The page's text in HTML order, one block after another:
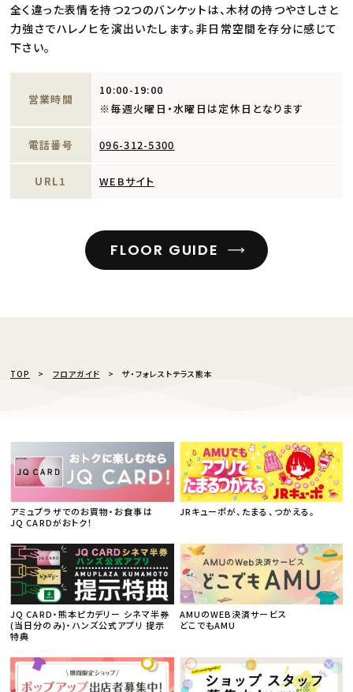
全く違った表情を持つ2つのバンケットは、木材の持つやさしさと
力強さでハレノヒを演出いたします。非日常空間を存分に感じて
下さい。
営業時間
10:00-19:00
※毎週火曜日・水曜日は定休日となります
電話番号 096-312-5300
URL1 WEBサイト
FLOOR GUIDE
TOP フロアガイド ザ・フォレストテラス熊本
アミュプラザでのお買物・お食事は
JQ CARDがおトク！
JRキューポが、たまる、つかえる。
JQ CARD・熊本ピカデリー シネマ半券
(当日分のみ)・ハンズ公式アプリ 提示
特典
AMUのWEB決済サービス
どこでもAMU